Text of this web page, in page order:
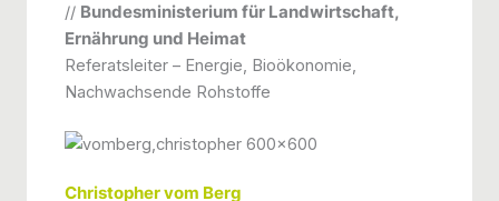
// Bundesministerium für Landwirtschaft,
Ernährung und Heimat
Referatsleiter – Energie, Bioökonomie,
Nachwachsende Rohstoffe
Christopher vom Berg